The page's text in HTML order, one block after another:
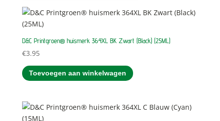
D&C Printgroen® huismerk 364XL BK Zwart (Black) (25ML)
€3.95
Toevoegen aan winkelwagen